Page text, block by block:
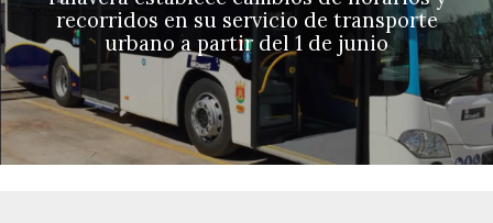
recorridos en su servicio de transporte
urbano a partir del 1 de junio